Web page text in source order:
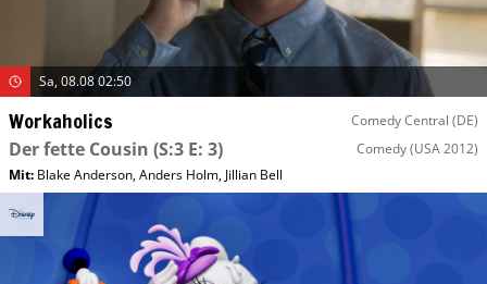
Sa, 08.08 02:50
Workaholics Comedy Central (DE)
Der fette Cousin (S:3 E: 3) Comedy(USA 2012)
Mit: Blake Anderson,Anders Holm, Jillian Bell